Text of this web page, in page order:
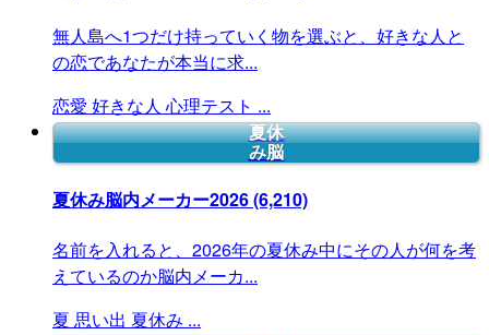
無人島へ1つだけ持っていく物を選ぶと、好きな人と
の恋であなたが本当に求...
恋愛 好きな人 心理テスト ...
夏休
み脳
夏休み脳内メーカー2026(6,210)
名前を入れると、2026年の夏休み中にその人が何を考
えているのか脳内メーカ...
夏 思い出 夏休み ...